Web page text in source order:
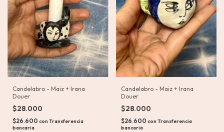
Candelabro - Maiz + Irana
Douer
$28.000
$26.600 con Transferencia
bancaria
Candelabro - Maiz + Irana
Douer
$28.000
$26.600 con Transferencia
bancaria